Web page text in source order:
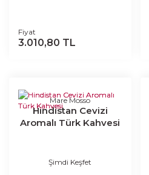
Fiyat
3.010,80 TL
Mare Mosso
Hindistan Cevizi
Aromalı Türk Kahvesi
Şimdi Keşfet